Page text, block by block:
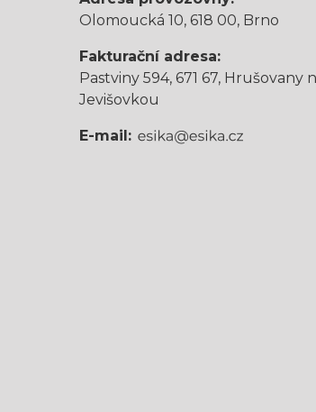
Olomoucká 10, 618 00, Brno
Fakturační adresa:
Pastviny 594, 671 67, Hrušovany
Jevišovkou
E-mail: